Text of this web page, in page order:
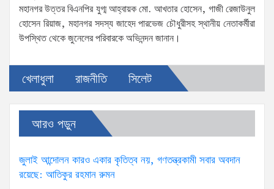
মহানগর উত্তর বিএনপির যুগ্ম আহ্বায়ক মো. আখতার হোসেন, গাজী রেজাউনুল
হোসেন রিয়াজ, মহানগর সদস্য জাহেদ পারভেজ চৌধুরীসহ স্থানীয় নেতাকর্মীরা
উপস্থিত থেকে জুনেলের পরিবারকে অভিনন্দন জানান।
খেলাধুলা রাজনীতি সিলেট
আরও পড়ুন
জুলাই আন্দোলন কারও একার কৃতিত্ব নয়, গণতন্ত্রকামী সবার অবদান
রয়েছে: আতিকুর রহমান রুমন